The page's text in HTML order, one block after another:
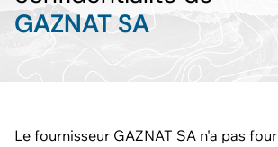
GAZNAT SA
Le fournisseur GAZNAT SA n'a pas